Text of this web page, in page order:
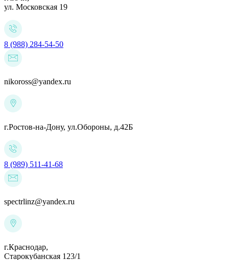
ул. Московская 19
8 (988) 284-54-50
nikoross@yandex.ru
г.Ростов-на-Дону, ул.Обороны, д.42Б
8 (989) 511-41-68
spectrlinz@yandex.ru
г.Краснодар,
Старокубанская 123/1